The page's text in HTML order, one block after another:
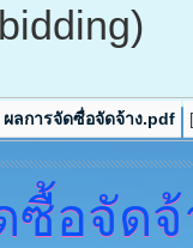
ลการจัดซื่อจัดจ้าง.pdf
ซื้อจัดจ้